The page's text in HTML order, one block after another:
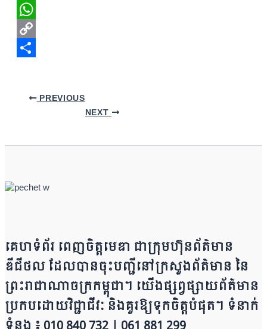
Telegram
WhatsApp
Copy
PREVIOUS
NEXT
គេហទំព័រ ពេញចិត្តមេឌា ជា​ក្រុ​​​​​ម​​​ហ៊ុន​ព័ត៌មាន​
ឌីជីថល ដែ​លបា​ន​​ចុះបញ្ជីនៅក្រសួងព័ត៌មាន នៃ​​​​
ព្រះរាជាណាចក្រ​ក​ម្ពុជា។ យើ​ង​​​​​ផ្សព្វផ្សាយព័​ត៌​មា​​​​ន
ប្រក​ប​ដោ​​​​​​យ​វិជ្ជាជីវៈ និ​ងគួរ​ឱ្យ​ទុកចិត្ត​បំ​ផុត។ ទំនាក់